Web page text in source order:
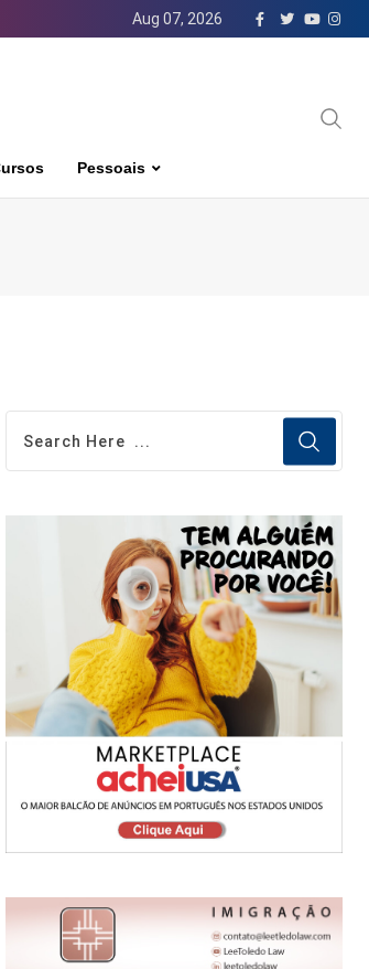
Aug 07, 2026
Pessoais